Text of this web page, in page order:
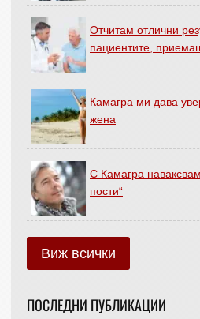
Отчитам отлични
пациентите,
Камагра ми дава
жена
С Камагра
пости“
Виж всички
ПОСЛЕДНИ ПУБЛИКАЦИИ